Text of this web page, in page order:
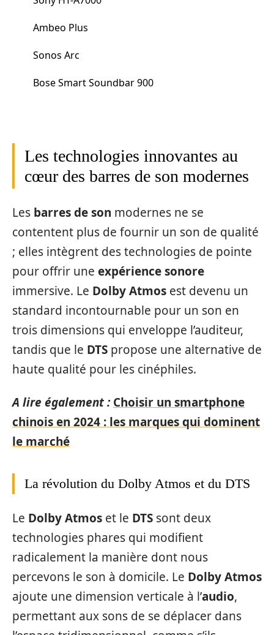
Ambeo Plus
Sonos Arc
Bose Smart Soundbar 900
Les technologies innovantes au
cœur des barres de son modernes
Les barres de son modernes ne se
contentent plus de fournir un son de qualité
; elles intègrent des technologies de pointe
pour offrir une expérience sonore
immersive. Le Dolby Atmos est devenu un
standard incontournable pour un son en
trois dimensions qui enveloppe l’auditeur,
tandis que le DTS propose une alternative de
haute qualité pour les cinéphiles.
A lire également : Choisir un smartphone
chinois en 2024 : les marques qui dominent
le marché
La révolution du Dolby Atmos et du DTS
Le Dolby Atmos et le DTS sont deux
technologies phares qui modifient
radicalement la manière dont nous
percevons le son à domicile. Le Dolby Atmos
ajoute une dimension verticale à l’audio,
permettant aux sons de se déplacer dans